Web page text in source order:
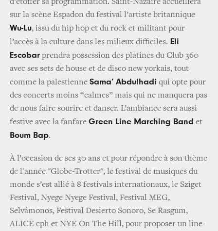
d’étoffer sa programmation. Saint-Nazaire accueillera
sur la scène Espadon du festival l’artiste britannique
Wu-Lu, issu du hip hop et du rock et militant pour
l’accès à la culture dans les milieux difficiles. Eli
Escobar prendra possession des platines du Club 360
avec ses sets de house et de disco new yorkais, tout
comme la palestienne Sama’ Abdulhadi qui opte pour
des concerts moins “calmes” mais qui ne manquera pas
de nous faire sourire et danser. L’ambiance sera aussi
festive avec la fanfare Green Line Marching Band et
Boum Bap.
À l’occasion de ses 30 ans et pour répondre à son thème
de l'année "Globe-Trotter", le festival de musiques du
monde s’est allié à 8 festivals internationaux, le Sziget
Festival, Nyege Nyege Festival, Festival MEG,
Selvámonos, Festival Desierto Sonoro, Se Rasgum,
ALICE cph et NYE On The Hill, pour proposer un line-